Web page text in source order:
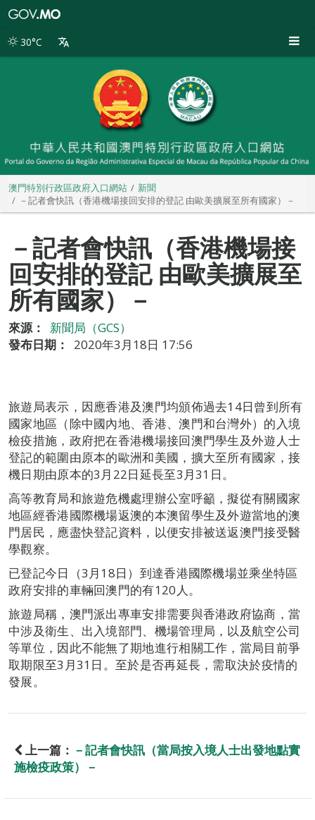
別
30°C
澳門特別行政區政府入口網站
新聞
－記者會快訊（香港機場接回安排的登記 由歐美擴展至所有國家）－
－記者會快訊（香港機場接
回安排的登記 由歐美擴展至
所有國家）－
來源：
新聞局（GCS）
發布日期：
2020年3月18日 17:56
旅遊局表示，因應香港及澳門均頒佈過去14日曾到所有
國家地區（除中國內地、香港、澳門和台灣外）的入境
檢疫措施，政府把在香港機場接回澳門學生及外遊人士
登記的範圍由原本的歐洲和美國，擴大至所有國家，接
機日期由原本的3月22日延長至3月31日。
高等教育局和旅遊危機處理辦公室呼籲，擬從有關國家
地區經香港國際機場返澳的本澳留學生及外遊當地的澳
門居民，應盡快登記資料，以便安排被送返澳門接受醫
學觀察。
已登記今日（3月18日）到達香港國際機場並乘坐特區
政府安排的車輛回澳門的有120人。
旅遊局稱，澳門派出專車安排需要與香港政府協商，當
中涉及衛生、出入境部門、機場管理局，以及航空公司
等單位，因此不能無了期地進行相關工作，當局目前爭
取期限至3月31日。至於是否再延長，需取決於疫情的
發展。
上一篇： －記者會快訊（當局按入境人士出發地點實
施檢疫政策）－